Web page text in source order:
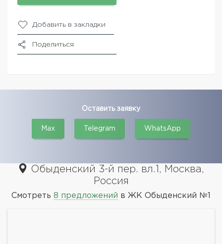
Добавить в закладки
Поделиться
Оставить заявку
Max Telegram WhatsApp
Обыденский 3-й пер. вл.1, Москва,
Россия
Смотреть 8 предложений в ЖК Обыденский №1